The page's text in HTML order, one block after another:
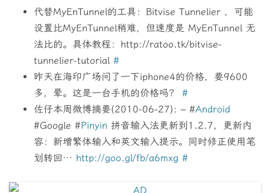
代替MyEnTunnel的工具：Bitvise Tunnelier ，可能
设置比MyEnTunnel稍难，但速度是 MyEnTunnel 无
法比的。具体教程：http://ratoo.tk/bitvise-
tunnelier-tutorial#
昨天在海印广场问了一下iphone4的价格，要9600
多，晕。这是一台手机的价格吗？#
佐仔本周微博摘要(2010-06-27): – #Android
#Google #Pinyin 拼音输入法更新到1.2.7，更新内
容：新增繁体输入和英文输入提示。同时修正使用笔
划转回… http://goo.gl/fb/a6mxg #